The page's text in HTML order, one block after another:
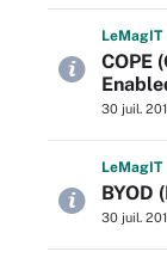
LeMagIT
COPE
30 juil.
LeMagIT
BYOD
30 juil.